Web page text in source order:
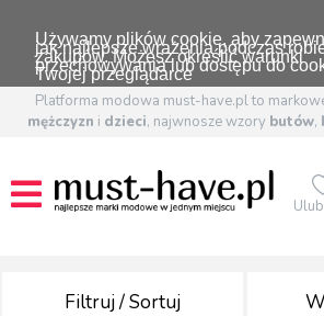
Używamy plików cookie, aby
jak najlepsze wrażenia podczas
zakupów. Możesz określić warunki
przechowywania lub dostępu do
Twojej przeglądarce
Platforma modowa must-have.pl to
mężczyzn i dzieci, najwnosze wzory butów,
Filtruj / Sortuj